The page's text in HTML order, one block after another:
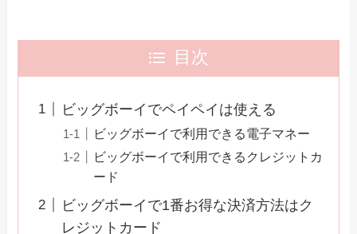
目次
ビッグボーイでペイペイは使える
ビッグボーイで利用できる電子マネー
ビッグボーイで利用できるクレジットカ
ード
ビッグボーイで1番お得な決済方法はク
レジットカード